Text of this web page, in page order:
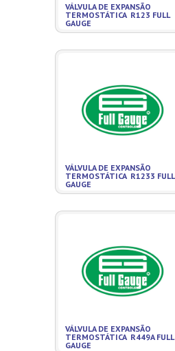
VÁLVULA DE EXPANSÃO
TERMOSTÁTICA R123 FULL
GAUGE
VÁLVULA DE EXPANSÃO
TERMOSTÁTICA R1233 FULL
GAUGE
VÁLVULA DE EXPANSÃO
TERMOSTÁTICA R449A FULL
GAUGE